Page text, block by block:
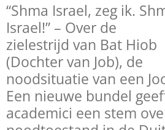
“Shma Israel, zeg ik.
Israel!” – Over de
zielestrijd van Bat Hiob
(Dochter van Job), de
noodsituatie van een
Een nieuwe bundel
academici een stem